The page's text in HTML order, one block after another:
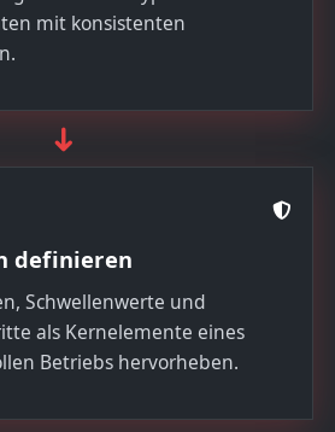
mit konsistenten
➜
definieren
Schwellenwerte und
als Kernelemente eines
Betriebs hervorheben.